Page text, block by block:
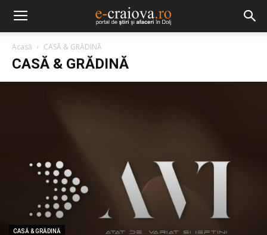
Acasă CASĂ & GRĂDINĂ
CASĂ & GRĂDINĂ
CASĂ & GRĂDINĂ